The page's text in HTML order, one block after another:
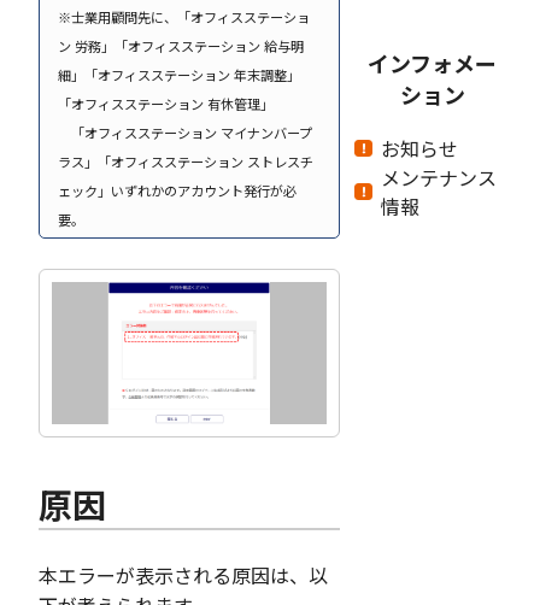
※士業用顧問先に、「オフィスステーショ
ン 労務」「オフィスステーション 給与明
細」「オフィスステーション 年末調整」
「オフィスステーション 有休管理」
「オフィスステーション マイナンバープ
ラス」「オフィスステーション ストレスチ
ェック」いずれかのアカウント発行が必
要。
原因
本エラーが表示される原因は、以
インフォメー
ション
お知らせ
メンテナンス
情報